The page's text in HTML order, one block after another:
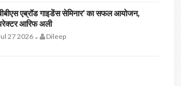
एब्रॉड गाइडेंस सेमिनार' का सफल आयोजन,
आरिफ अली
27 2026- Dileep